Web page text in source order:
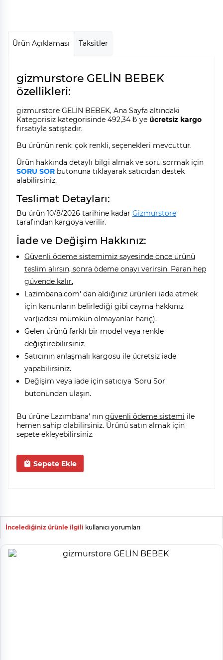
Ürün Açıklaması Taksitler
gizmurstore GELİN BEBEK
özellikleri:
gizmurstore GELİN BEBEK, Ana Sayfa altındaki
Kategorisiz kategorisinde 492,34 ₺ ye ücretsiz kargo
fırsatıyla satıştadır.
Bu ürünün renk: çok renkli, seçenekleri mevcuttur.
Ürün hakkında detaylı bilgi almak ve soru sormak için
SORU SOR butonuna tıklayarak satıcıdan destek
alabilirsiniz.
Teslimat Detayları:
Bu ürün 10/8/2026 tarihine kadar Gizmurstore
tarafından kargoya verilir.
İade ve Değişim Hakkınız:
Güvenli ödeme sistemimiz sayesinde önce ürünü
teslim alırsın, sonra ödeme onayı verirsin. Paran hep
güvende kalır.
Lazimbana.com' dan aldığınız ürünleri iade etmek
için kanunların belirlediği gibi cayma hakkınız
var(iadesi mümkün olmayanlar hariç).
Gelen ürünü farklı bir model veya renkle
değiştirebilirsiniz.
Satıcının anlaşmalı kargosu ile ücretsiz iade
yapabilirsiniz.
Değişim veya iade için satıcıya 'Soru Sor'
butonundan ulaşın.
Bu ürüne Lazımbana' nın güvenli ödeme sistemi ile
hemen sahip olabilirsiniz. Ürünü satın almak için
sepete ekleyebilirsiniz.
Sepete Ekle
İncelediğiniz ürünle ilgili kullanıcı yorumları